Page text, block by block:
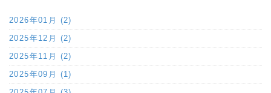
2026年01月 (2)
2025年12月 (2)
2025年11月 (2)
2025年09月 (1)